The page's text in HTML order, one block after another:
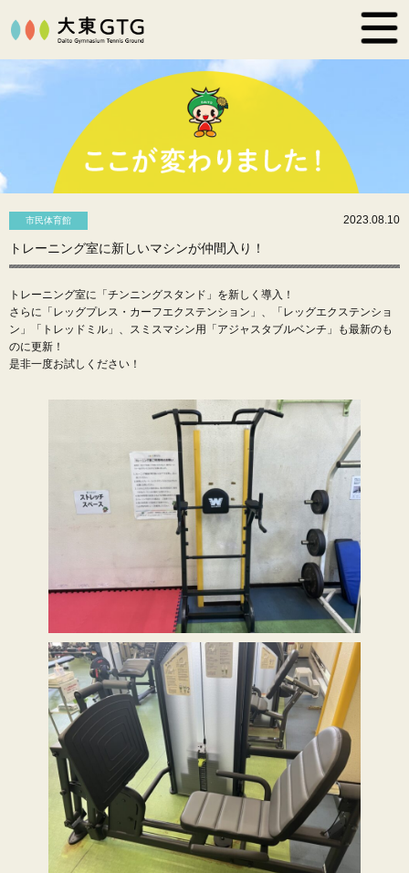
2023.08.10
市民体育館
トレーニング室に新しいマシンが仲間入り！
トレーニング室に「チンニングスタンド」を新しく導入！
さらに「レッグプレス・カーフエクステンション」、「レッグエクステンショ
ン」「トレッドミル」、スミスマシン用「アジャスタブルベンチ」も最新のも
のに更新！
是非一度お試しください！